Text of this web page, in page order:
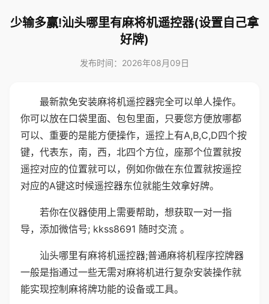
少输多赢!汕头哪里有麻将机遥控器(设置自己拿
好牌)
发布时间：2026年08月09日
最新款免安装麻将机遥控器完全可以单人操作。
你可以放在口袋里面、包包里面，只要您方便放哪都
可以、重要的是能方便操作，遥控上有A,B,C,D四个按
键，代表东，南，西，北四个方位，座那个位置就按
遥控对应的位置就可以，例如你做在东位置就按遥控
对应的A键这时候遥控器东位就能生效拿好牌。
若你在仪器使用上需要帮助，想获取一对一指
导，添加微信号; kkss8691 随时交流 。
汕头哪里有麻将机遥控器;普通麻将机程序控牌器
一般是指通过一些无需对麻将机进行复杂安装操作就
能实现控制麻将牌功能的设备或工具。